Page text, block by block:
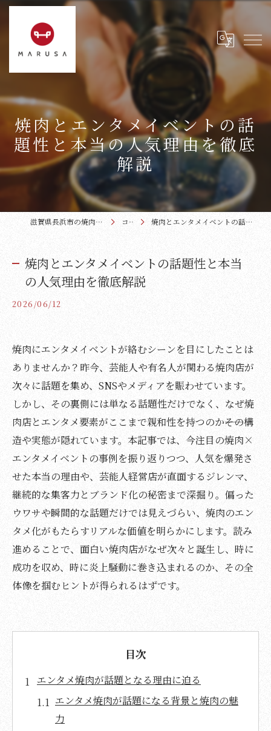
焼肉とエンタメイベントの話
題性と本当の人気理由を徹底
解説
滋賀県長浜市の焼肉なら近江牛本家まるさ コラム 焼肉とエンタメイベントの話題性と本当の人気理由を徹底解説
焼肉とエンタメイベントの話題性と本当
の人気理由を徹底解説
2026/06/12
焼肉にエンタメイベントが絡むシーンを目にしたことは
ありませんか？昨今、芸能人や有名人が関わる焼肉店が
次々に話題を集め、SNSやメディアを賑わせています。
しかし、その裏側には単なる話題性だけでなく、なぜ焼
肉店とエンタメ要素がここまで親和性を持つのか――その構
造や実態が隠れています。本記事では、今注目の焼肉×
エンタメイベントの事例を振り返りつつ、人気を爆発さ
せた本当の理由や、芸能人経営店が直面するジレンマ、
継続的な集客力とブランド化の秘密まで深掘り。偏った
ウワサや瞬間的な話題だけでは見えづらい、焼肉のエン
タメ化がもたらすリアルな価値を明らかにします。読み
進めることで、面白い焼肉店がなぜ次々と誕生し、時に
成功を収め、時に炎上騒動に巻き込まれるのか、その全
体像を掴むヒントが得られるはずです。
目次
エンタメ焼肉が話題となる理由に迫る
エンタメ焼肉が話題になる背景と焼肉の魅
力